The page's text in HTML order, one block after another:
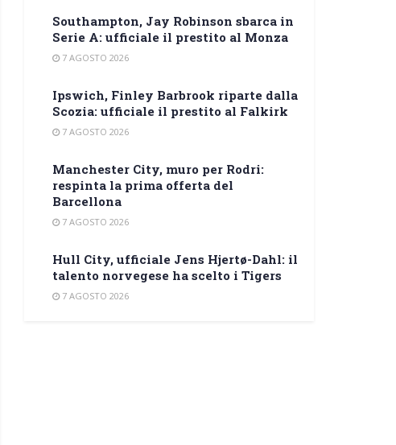
Southampton, Jay Robinson sbarca in
Serie A: ufficiale il prestito al Monza
7 AGOSTO 2026
Ipswich, Finley Barbrook riparte dalla
Scozia: ufficiale il prestito al Falkirk
7 AGOSTO 2026
Manchester City, muro per Rodri:
respinta la prima offerta del
Barcellona
7 AGOSTO 2026
Hull City, ufficiale Jens Hjertø-Dahl: il
talento norvegese ha scelto i Tigers
7 AGOSTO 2026